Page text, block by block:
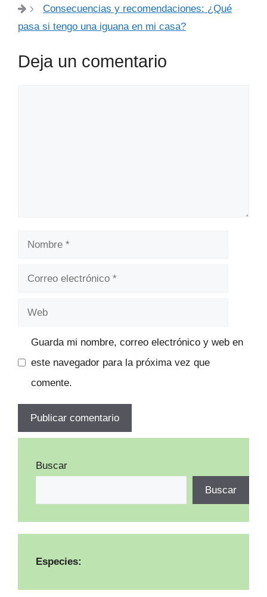
Consecuencias y recomendaciones: ¿Qué
pasa si tengo una iguana en mi casa?
Deja un comentario
Nombre
Correo
Web
Guarda mi nombre, correo electrónico y web en
este navegador para la próxima vez que
comente.
Buscar
Buscar
Especies: